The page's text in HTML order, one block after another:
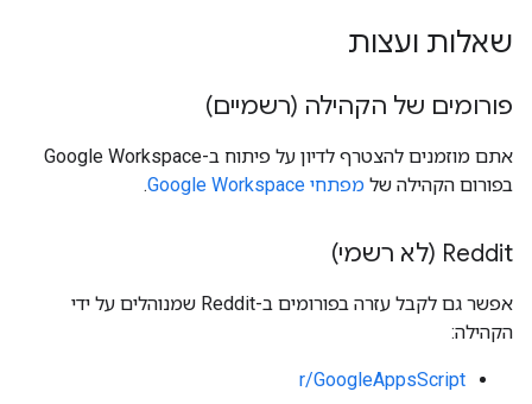
שאלות ועצות
פורומים של הקהילה (רשמיים)
אתם מוזמנים להצטרף לדיון על פיתוח ב-Google Workspace
בפורום הקהילה של מפתחי Google Workspace .
Reddit (לא רשמי)
אפשר גם לקבל עזרה בפורומים ב-Reddit שמנוהלים על ידי
הקהילה:
r/GoogleAppsScript